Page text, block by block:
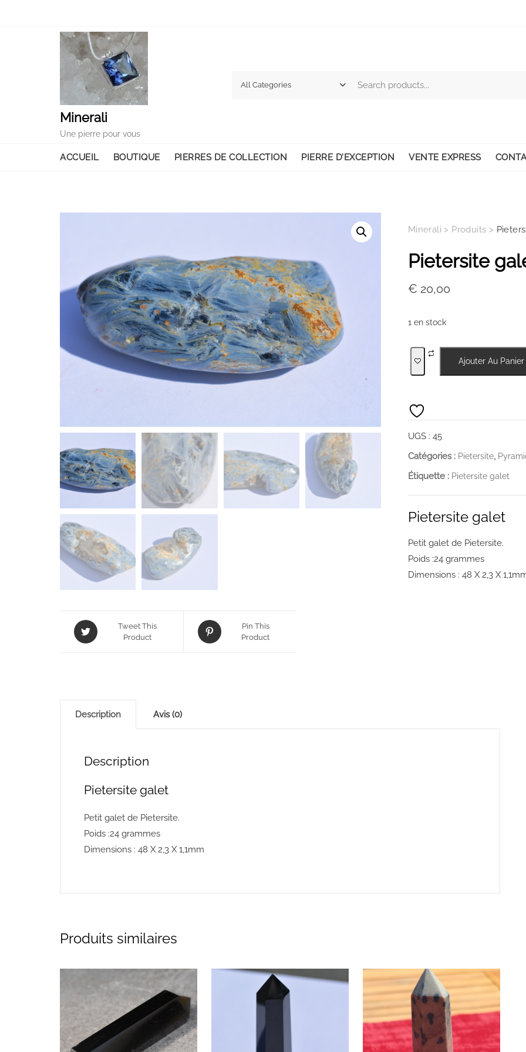
Minerali
Une pierre pour vous
ACCUEIL BOUTIQUE PIERRES DE COLLECTION PIERRE D’EXCEPTION VENTE EXPRESS
Minerali > Produits >
Pietersite
€ 20,00
1 en stock
Ajouter Au Panier
UGS : 45
Catégories : Pietersite,
Étiquette : Pietersite galet
Pietersite galet
Petit galet de Pietersite.
Poids :24 grammes
Dimensions : 48 X 2,3 X
Tweet This
Product
Pin This
Product
Description Avis (0)
Description
Pietersite galet
Petit galet de Pietersite.
Poids :24 grammes
Dimensions : 48 X 2,3 X 1,1mm
Produits similaires